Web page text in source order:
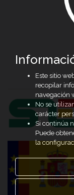
Este sitio
recopilar
navegación
No se
carácter
Si continúa
Puede
la